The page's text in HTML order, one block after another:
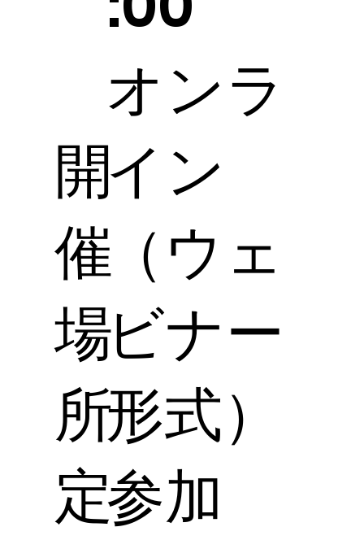
開
催
場
所
定
オンラ
イン
（ウェ
ビナー
形式）
参加